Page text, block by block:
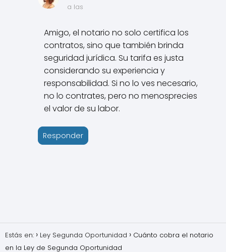
a las
Amigo, el notario no solo certifica los
contratos, sino que también brinda
seguridad jurídica. Su tarifa es justa
considerando su experiencia y
responsabilidad. Si no lo ves necesario,
no lo contrates, pero no menosprecies
el valor de su labor.
Responder
Estás en: Ley Segunda Oportunidad
Cuánto cobra el notario
en la Ley de Segunda Oportunidad